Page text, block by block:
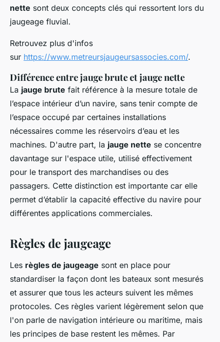
nette sont deux concepts clés qui ressortent lors du
jaugeage fluvial.
Retrouvez plus d'infos
sur https://www.metreursjaugeursassocies.com/.
Différence entre jauge brute et jauge nette
La jauge brute fait référence à la mesure totale de
l’espace intérieur d’un navire, sans tenir compte de
l’espace occupé par certaines installations
nécessaires comme les réservoirs d’eau et les
machines. D'autre part, la jauge nette se concentre
davantage sur l'espace utile, utilisé effectivement
pour le transport des marchandises ou des
passagers. Cette distinction est importante car elle
permet d’établir la capacité effective du navire pour
différentes applications commerciales.
Règles de jaugeage
Les règles de jaugeage sont en place pour
standardiser la façon dont les bateaux sont mesurés
et assurer que tous les acteurs suivent les mêmes
protocoles. Ces règles varient légèrement selon que
l'on parle de navigation intérieure ou maritime, mais
les principes de base restent les mêmes. Par